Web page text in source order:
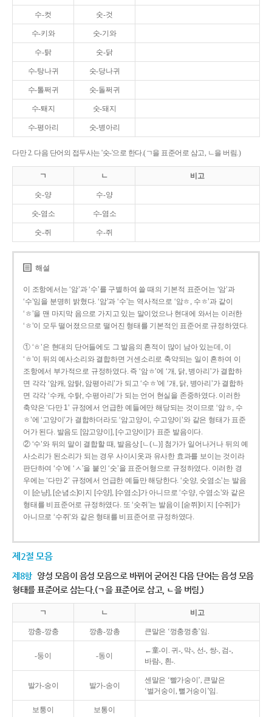
수-컷 숫-것
수-키와 숫-기와
수-탉 숫-닭
수-탕나귀 숫-당나귀
수-톨쩌귀 숫-돌쩌귀
수-퇘지 숫-돼지
수-평아리 숫-병아리
다만 2. 다음 단어의 접두사는 '숫-'으로 한다.(ㄱ을 표준어로 삼고, ㄴ을 버림.)
ㄱ ㄴ 비고
숫-양 수-양
숫-염소 수-염소
숫-쥐 수-쥐
해설
이 조항에서는 ‘암’과 ‘수’를 구별하여 쓸 때의 기본적 표준어는 ‘암’과
‘수’임을 분명히 밝혔다. ‘암’과 ‘수’는 역사적으로 ‘암ㅎ, 수ㅎ’과 같이
‘ㅎ’을 맨 마지막 음으로 가지고 있는 말이었으나 현대에 와서는 이러한
‘ㅎ’이 모두 떨어졌으므로 떨어진 형태를 기본적인 표준어로 규정하였다.
① ‘ㅎ’은 현대의 단어들에도 그 발음의 흔적이 많이 남아 있는데, 이
‘ㅎ’이 뒤의 예사소리와 결합하면 거센소리로 축약되는 일이 흔하여 이
조항에서 부가적으로 규정하였다. 즉 ‘암ㅎ’에 ‘개, 닭, 병아리’가 결합하
면 각각 ‘암캐, 암탉, 암평아리’가 되고 ‘수ㅎ’에 ‘개, 닭, 병아리’가 결합하
면 각각 ‘수캐, 수탉, 수평아리’가 되는 언어 현실을 존중하였다. 이러한
축약은 ‘다만 1’ 규정에서 언급한 예들에만 해당되는 것이므로 ‘암ㅎ, 수
ㅎ’에 ‘고양이’가 결합하더라도 ‘암고양이, 수고양이’와 같은 형태가 표준
어가 된다. 발음도 [암고양이], [수고양이]가 표준 발음이다.
② ‘수’와 뒤의 말이 결합할 때, 발음상 [ㄴ(ㄴ)] 첨가가 일어나거나 뒤의 예
사소리가 된소리가 되는 경우 사이시옷과 유사한 효과를 보이는 것이라
판단하여 ‘수’에 ‘ㅅ’을 붙인 ‘숫’을 표준어형으로 규정하였다. 이러한 경
우에는 ‘다만 2’ 규정에서 언급한 예들만 해당한다. ‘숫양, 숫염소’는 발음
이 [순냥], [순념소]이지 [수양], [수염소]가 아니므로 ‘수양, 수염소’와 같은
형태를 비표준어로 규정하였다. 또 ‘숫쥐’는 발음이 [숟쮜]이지 [수쥐]가
아니므로 ‘수쥐’와 같은 형태를 비표준어로 규정하였다.
제2절 모음
제8항 양성 모음이 음성 모음으로 바뀌어 굳어진 다음 단어는 음성 모음
형태를 표준어로 삼는다.(ㄱ을 표준어로 삼고, ㄴ을 버림.)
ㄱ ㄴ 비고
깡충-깡충 깡총-깡총 큰말은 ‘껑충껑충’임.
-둥이 -동이
←童-이. 귀-, 막-, 선-, 쌍-, 검-,
바람-, 흰-.
발가-숭이 발가-송이
센말은 ‘빨가숭이’, 큰말은
‘벌거숭이, 뻘거숭이’임.
보퉁이 보통이